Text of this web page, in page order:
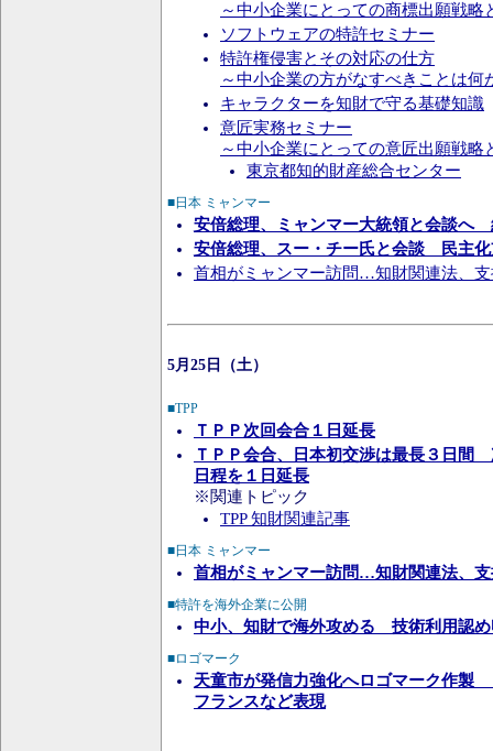
～中小企業にとっての商標出願戦略
ソフトウェアの特許セミナー
特許権侵害とその対応の仕方
～中小企業の方がなすべきことは何
キャラクターを知財で守る基礎知識
意匠実務セミナー
～中小企業にとっての意匠出願戦略
東京都知的財産総合センター
■日本 ミャンマー
安倍総理、ミャンマー大統領と会談へ
安倍総理、スー・チー氏と会談 民主化
首相がミャンマー訪問…知財関連法、支
5月25日（土）
■TPP
ＴＰＰ次回会合１日延長
ＴＰＰ会合、日本初交渉は最長３日間
日程を１日延長
※関連トピック
TPP 知財関連記事
■日本 ミャンマー
首相がミャンマー訪問…知財関連法、
■特許を海外企業に公開
中小、知財で海外攻める 技術利用認め
■ロゴマーク
天童市が発信力強化へロゴマーク作製
フランスなど表現